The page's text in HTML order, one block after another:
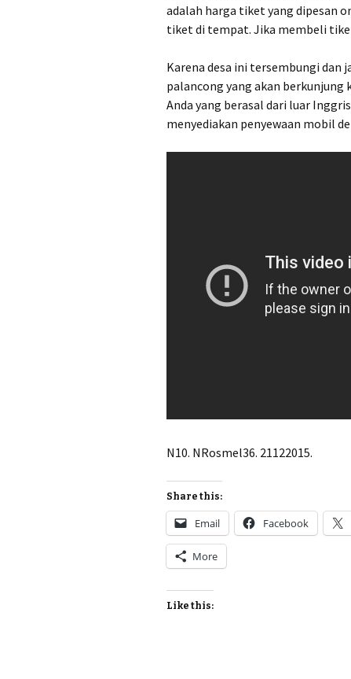
adalah harga tiket yang dipesan
tiket di tempat. Jika membeli
Karena desa ini tersembungi dan
palancong yang akan berkunjung
Anda yang berasal dari luar
menyediakan penyewaan mobil
N10. NRosmel36. 21122015.
Share this:
Email Facebook
More
Like this: